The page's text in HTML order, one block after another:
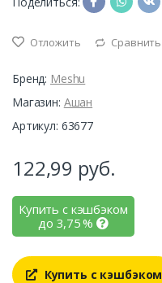
Отложить Сравнить
Бренд: Meshu
Магазин: Ашан
Артикул: 63677
122,99 руб.
Купить с кэшбэком
до 3,75%
Купить с кэшбэком